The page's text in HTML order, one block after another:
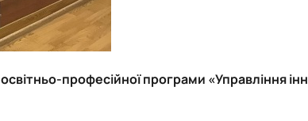
освітньо-професійної програми «Управління